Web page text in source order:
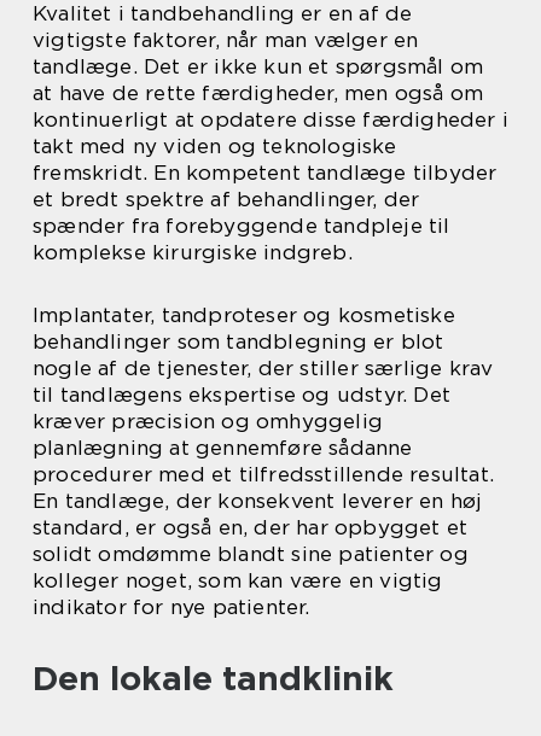
Kvalitet i tandbehandling er en af de
vigtigste faktorer, når man vælger en
tandlæge. Det er ikke kun et spørgsmål om
at have de rette færdigheder, men også om
kontinuerligt at opdatere disse færdigheder i
takt med ny viden og teknologiske
fremskridt. En kompetent tandlæge tilbyder
et bredt spektre af behandlinger, der
spænder fra forebyggende tandpleje til
komplekse kirurgiske indgreb.
Implantater, tandproteser og kosmetiske
behandlinger som tandblegning er blot
nogle af de tjenester, der stiller særlige krav
til tandlægens ekspertise og udstyr. Det
kræver præcision og omhyggelig
planlægning at gennemføre sådanne
procedurer med et tilfredsstillende resultat.
En tandlæge, der konsekvent leverer en høj
standard, er også en, der har opbygget et
solidt omdømme blandt sine patienter og
kolleger noget, som kan være en vigtig
indikator for nye patienter.
Den lokale tandklinik